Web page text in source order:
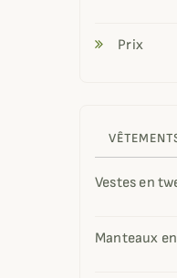
Prix
Vestes en
Manteaux